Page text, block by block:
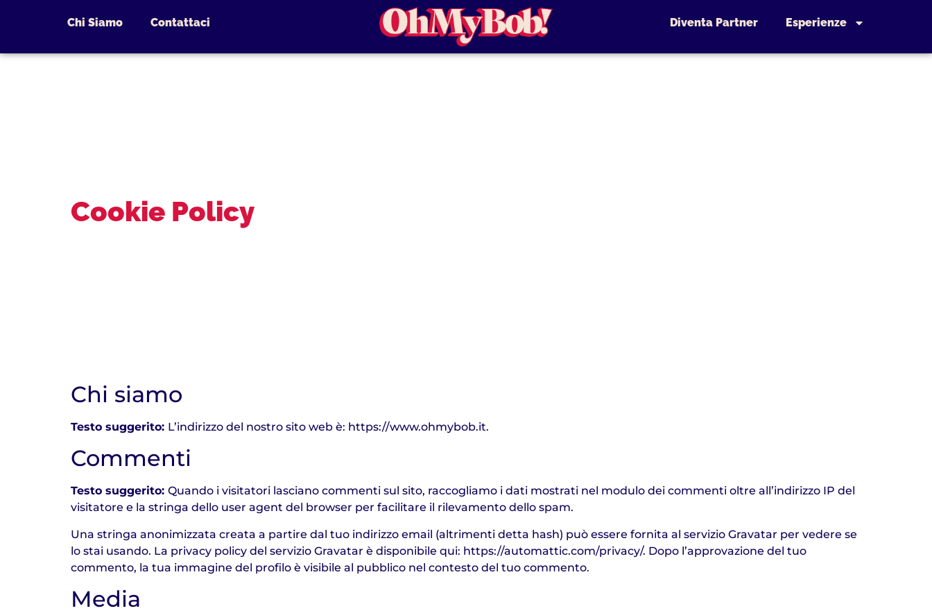
Chi Siamo Contattaci Diventa Partner Esperienze
Cookie Policy
Chi siamo
Testo suggerito: L’indirizzo del nostro sito web è: https://www.ohmybob.it.
Commenti
Testo suggerito: Quando i visitatori lasciano commenti sul sito, raccogliamo i dati mostrati nel modulo dei commenti oltre all’indirizzo IP del
visitatore e la stringa dello user agent del browser per facilitare il rilevamento dello spam.
Una stringa anonimizzata creata a partire dal tuo indirizzo email (altrimenti detta hash) può essere fornita al servizio Gravatar per vedere se
lo stai usando. La privacy policy del servizio Gravatar è disponibile qui: https://automattic.com/privacy/. Dopo l’approvazione del tuo
commento, la tua immagine del profilo è visibile al pubblico nel contesto del tuo commento.
Media